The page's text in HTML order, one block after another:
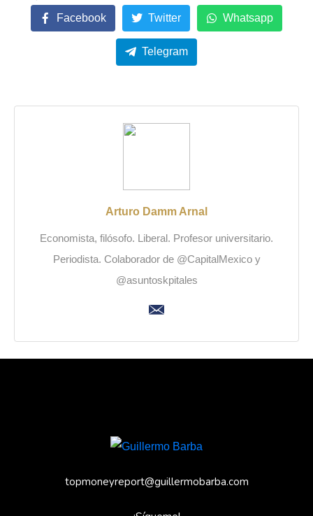
Facebook Twitter Whatsapp
Telegram
Arturo Damm Arnal
Economista, filósofo. Liberal. Profesor universitario.
Periodista. Colaborador de @CapitalMexico y
@asuntoskpitales
topmoneyreport@guillermobarba.com